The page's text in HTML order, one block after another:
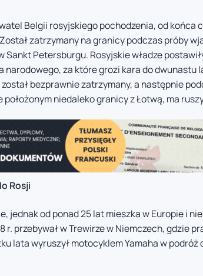
Belgii rosyjskiego pochodzenia, od końca
zatrzymany na granicy podczas próby
Petersburgu. Rosyjskie władze
narodowego, za które grozi kara do dwunastu
bezprawnie zatrzymany, a następnie
niedaleko granicy z Łotwą, ma
Rosji
jednak od ponad 25 lat mieszka w Europie i
r. przebywał w Trewirze w Niemczech, gdzie
lata wyruszył motocyklem Yamaha w podróż